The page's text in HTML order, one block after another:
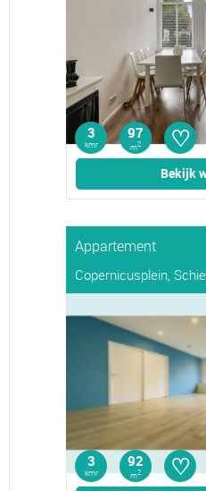
3
kmr
97
m2 ♡
Bekijk
Appartement
Copernicusplein,
3
kmr
92
m2 ♡